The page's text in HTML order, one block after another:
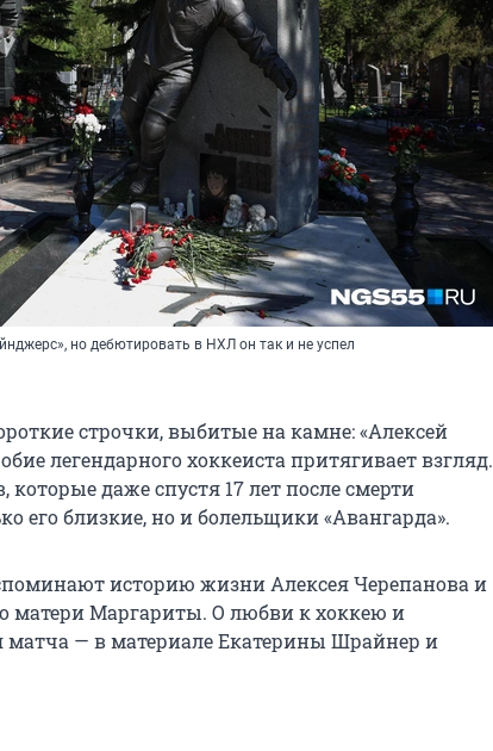
но дебютировать в НХЛ он так и не успел
строчки, выбитые на камне: «Алексей
легендарного хоккеиста притягивает взгляд.
которые даже спустя 17 лет после смерти
его близкие, но и болельщики «Авангарда».
историю жизни Алексея Черепанова и
матери Маргариты. О любви к хоккею и
матча — в материале Екатерины Шрайнер и